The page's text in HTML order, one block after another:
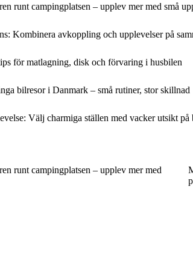
runt campingplatsen – upplev mer med små
Kombinera avkoppling och upplevelser på
för matlagning, disk och förvaring i husbilen
bilresor i Danmark – små rutiner, stor skillnad
Välj charmiga ställen med vacker utsikt på
runt campingplatsen – upplev mer med